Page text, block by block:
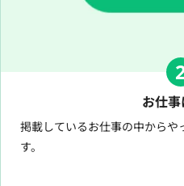
お仕
掲載しているお仕事の中からや
す。